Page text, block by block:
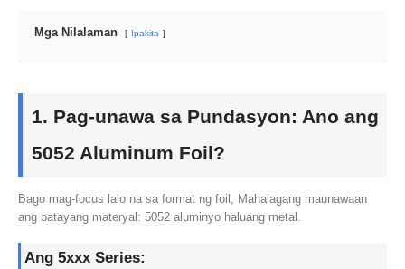
Mga Nilalaman Ipakita
1. Pag-unawa sa Pundasyon: Ano ang
5052 Aluminum Foil?
Bago mag-focus lalo na sa format ng foil, Mahalagang maunawaan
ang batayang materyal: 5052 aluminyo haluang metal.
Ang 5xxx Series: